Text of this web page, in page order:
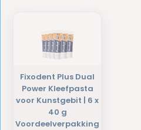
Fixodent Plus Dual
Power Kleefpasta
voor Kunstgebit | 6 x
40 g
Voordeelverpakking